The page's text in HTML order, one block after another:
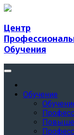
Центр
Обучения
Обучение